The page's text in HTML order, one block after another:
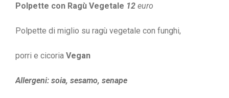
Polpette con Ragù Vegetale 12 euro
Polpette di miglio su ragù vegetale con funghi,
porri e cicoria Vegan
Allergeni: soia, sesamo, senape